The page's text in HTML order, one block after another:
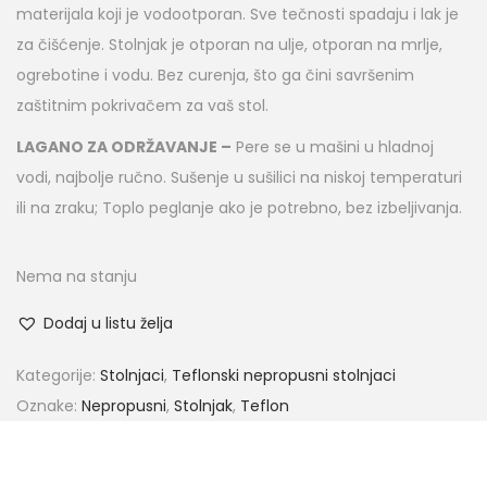
materijala koji je vodootporan. Sve tečnosti spadaju i lak je
za čišćenje. Stolnjak je otporan na ulje, otporan na mrlje,
ogrebotine i vodu. Bez curenja, što ga čini savršenim
zaštitnim pokrivačem za vaš stol.
LAGANO ZA ODRŽAVANJE – Pere se u mašini u hladnoj
vodi, najbolje ručno. Sušenje u sušilici na niskoj temperaturi
ili na zraku; Toplo peglanje ako je potrebno, bez izbeljivanja.
Nema na stanju
Dodaj u listu želja
Kategorije: Stolnjaci, Teflonski nepropusni stolnjaci
Oznake: Nepropusni, Stolnjak, Teflon